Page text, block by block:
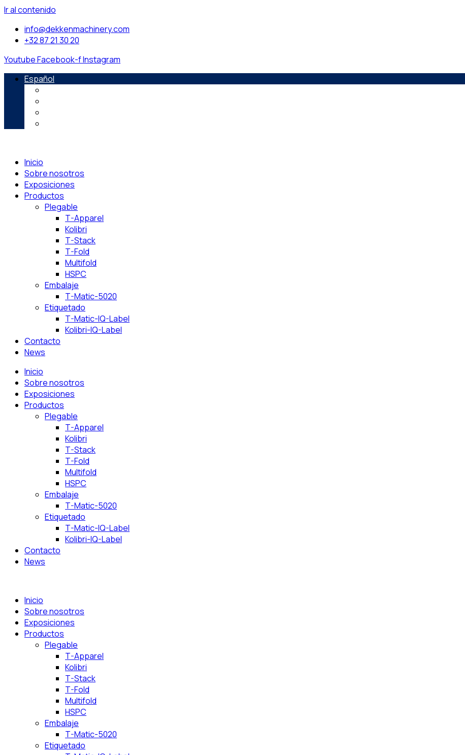
Ir al contenido
info@dekkenmachinery.com
+32 87 21 30 20
YoutubeFacebook-fInstagram
Español
Inicio
Sobre nosotros
Exposiciones
Productos
Plegable
T-Apparel
Kolibri
T-Stack
T-Fold
Multifold
HSPC
Embalaje
T-Matic-5020
Etiquetado
T-Matic-IQ-Label
Kolibri-IQ-Label
Contacto
News
Inicio
Sobre nosotros
Exposiciones
Productos
Plegable
T-Apparel
Kolibri
T-Stack
T-Fold
Multifold
HSPC
Embalaje
T-Matic-5020
Etiquetado
T-Matic-IQ-Label
Kolibri-IQ-Label
Contacto
News
Inicio
Sobre nosotros
Exposiciones
Productos
Plegable
T-Apparel
Kolibri
T-Stack
T-Fold
Multifold
HSPC
Embalaje
T-Matic-5020
Etiquetado